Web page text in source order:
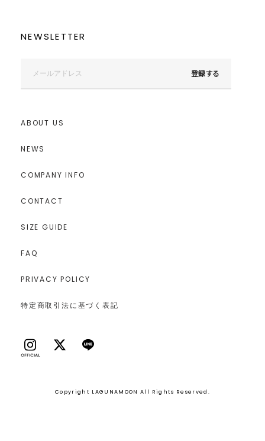
NEWSLETTER
登録する
ABOUT US
NEWS
COMPANY INFO
CONTACT
SIZE GUIDE
FAQ
PRIVACY POLICY
特定商取引法に基づく表記
Copyright LAGUNAMOON All Rights Reserved.